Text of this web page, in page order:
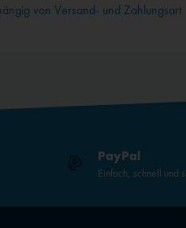
von Versand- und Zahlungsart
PayPal
Einfach, schnell und